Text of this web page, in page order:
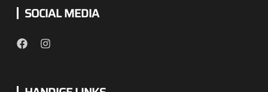
SOCIAL MEDIA